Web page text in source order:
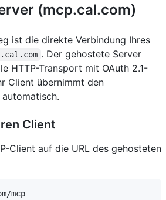
(mcp.cal.com)
ist die direkte Verbindung Ihres
. Der gehostete Server
HTTP-Transport mit OAuth 2.1-
Client übernimmt den
Client
Client auf die URL des gehosteten